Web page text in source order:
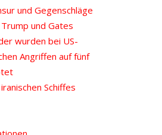
und Gegenschläge
und Gates
wurden bei US-
Angriffen auf fünf
Schiffes